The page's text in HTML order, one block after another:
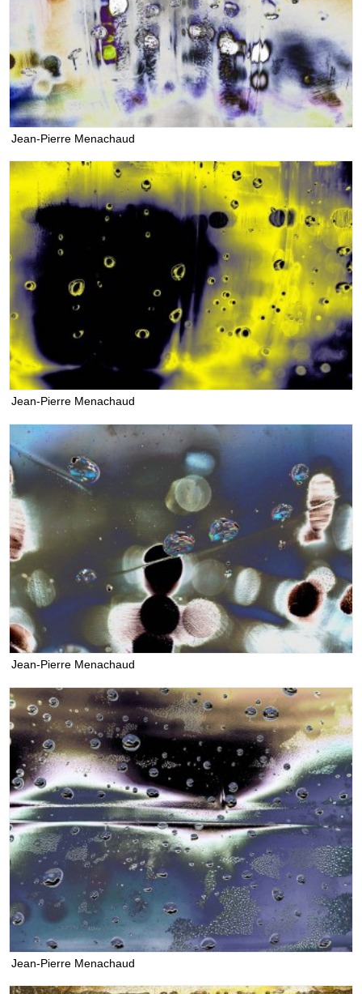
Jean-Pierre Menachaud
Jean-Pierre Menachaud
Jean-Pierre Menachaud
Jean-Pierre Menachaud